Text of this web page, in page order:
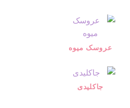
عروسک میوه
جاکلیدی